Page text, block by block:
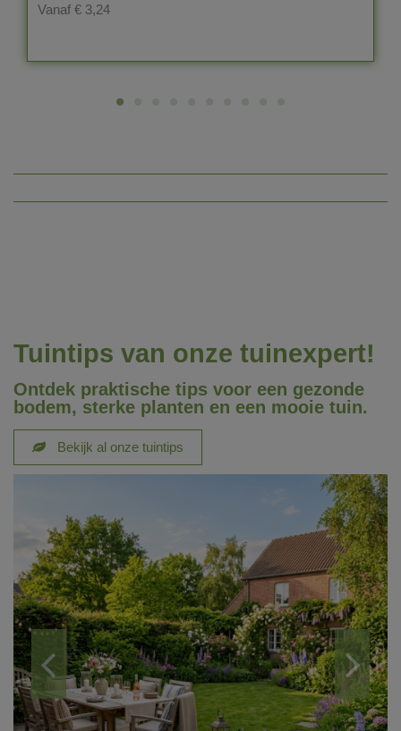
Vanaf € 3,24
Tuintips van onze tuinexpert!
Ontdek praktische tips voor een gezonde
bodem, sterke planten en een mooie tuin.
Bekijk al onze tuintips